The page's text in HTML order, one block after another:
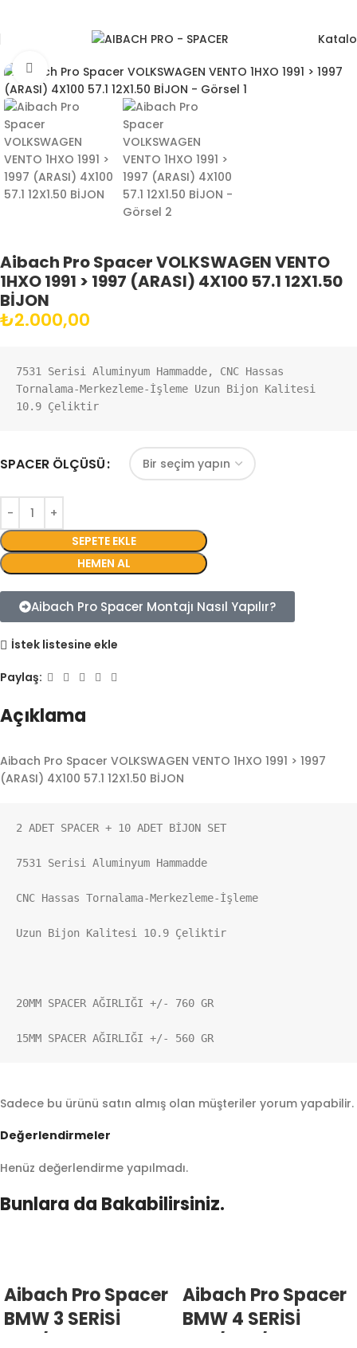
Büyütmek için tıklayın
Aibach Pro Spacer VOLKSWAGEN VENTO
1HXO 1991 > 1997 (ARASI) 4X100 57.1 12X1.50
BİJON
₺2.000,00
7531 Serisi Aluminyum Hammadde, CNC Hassas
Tornalama-Merkezleme-İşleme Uzun Bijon Kalitesi
10.9 Çeliktir
SPACER ÖLÇÜSÜ
SEPETE EKLE
HEMEN AL
Aibach Pro Spacer Montajı Nasıl Yapılır?
İstek listesine ekle
Paylaş:
Açıklama
Aibach Pro Spacer VOLKSWAGEN VENTO 1HXO 1991 > 1997
(ARASI) 4X100 57.1 12X1.50 BİJON
2 ADET SPACER + 10 ADET BİJON SET
7531 Serisi Aluminyum Hammadde
CNC Hassas Tornalama-Merkezleme-İşleme
Uzun Bijon Kalitesi 10.9 Çeliktir
20MM SPACER AĞIRLIĞI +/- 760 GR
15MM SPACER AĞIRLIĞI +/- 560 GR
Değerlendirmeler
Henüz değerlendirme yapılmadı.
Sadece bu ürünü satın almış olan müşteriler yorum yapabilir.
Bunlara da Bakabilirsiniz.
Aibach Pro Spacer
BMW 3 SERİSİ
Aibach Pro Spacer
BMW 4 SERİSİ